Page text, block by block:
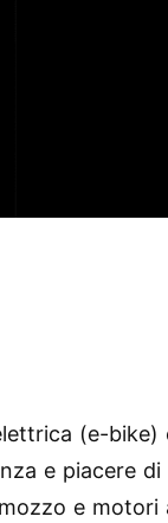
(e-bike)
e piacere di
e motori